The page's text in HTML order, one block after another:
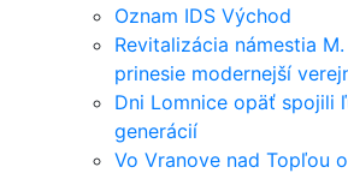
Oznam IDS Východ
Revitalizácia námestia
prinesie modernejší
Dni Lomnice opäť spojili
generácií
Vo Vranove nad Topľou